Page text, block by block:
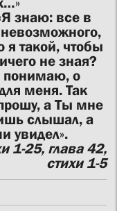
знаю: все в
невозможного,
я такой, чтобы
не зная?
понимаю, о
меня. Так
а Ты мне
слышал, а
увидел».
1-25, глава 42,
стихи 1-5